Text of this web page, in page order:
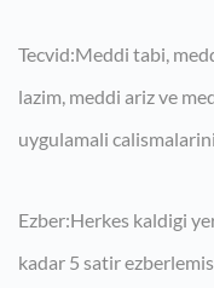
Tecvid:Meddi tabi,
lazim, meddi ariz ve
uygulamali
Ezber:Herkes kaldigi
kadar 5 satir